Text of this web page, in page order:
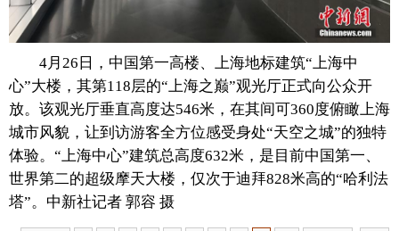
富媒体 新华广播
新华电视中文 新华电视英文 返回PC
4月26日，中国第一高楼、上海地标建筑“上海中
心”大楼，其第118层的“上海之巅”观光厅正式向公众开
放。该观光厅垂直高度达546米，在其间可360度俯瞰上海
城市风貌，让到访游客全方位感受身处“天空之城”的独特
体验。“上海中心”建筑总高度632米，是目前中国第一、
世界第二的超级摩天大楼，仅次于迪拜828米高的“哈利法
塔”。中新社记者 郭容 摄